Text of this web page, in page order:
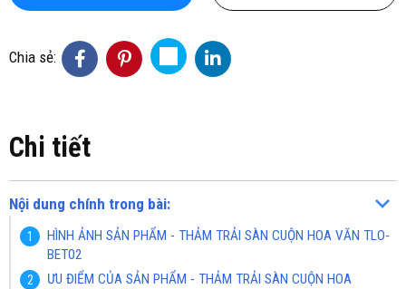
Chia sẻ:
Chi tiết
Nội dung chính trong bài:
HÌNH ẢNH SẢN PHẨM - THẢM TRẢI SÀN CUỘN HOA VĂN TLO-
BET02
ƯU ĐIỂM CỦA SẢN PHẨM - THẢM TRẢI SÀN CUỘN HOA